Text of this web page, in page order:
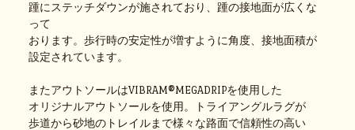
踵にステッチダウンが施されており、踵の接地面が広くな
って
おります。歩行時の安定性が増すように角度、接地面積が
設定されています。
またアウトソールはVIBRAM®MEGADRIPを使用した
オリジナルアウトソールを使用。トライアングルラグが
歩道から砂地のトレイルまで様々な路面で信頼性の高い